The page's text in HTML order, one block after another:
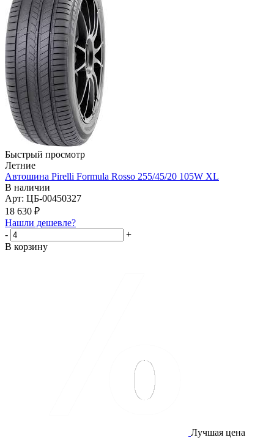
Быстрый просмотр
Летние
Автошина Pirelli Formula Rosso 255/45/20 105W XL
В наличии
Арт: ЦБ-00450327
18 630 ₽
Нашли дешевле?
-
+
В корзину
Лучшая цена